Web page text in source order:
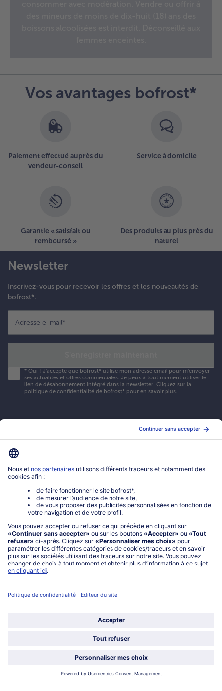
liste.
Vos avantages bofrost*
Paiement effectué auprès du
vendeur-conseil
Service à domicile
Garantie « satisfait ou
remboursé »
Des produits au plus près du
naturel
Newsletter
Inscrivez-vous pour recevoir les offres et les nouveautés de
bofrost*.
Adresse e-mail*
* Oui ! J'accepte que bofrost* utilise mon adresse email pour m'envoyer
ses actualités et offres commerciales. Je peux à tout moment utiliser le
lien de désabonnement intégré dans la newsletter. Cliquez sur la
politique de confidentialité de bofrost* pour en savoir plus.
Mon compte bofrost*
www.bofrost.fr
service@bofrost.fr
0801 902 406
Lu-Ve : 9h - 20h (appel non surtaxé)
Service
À propos de bofrost*
Légal